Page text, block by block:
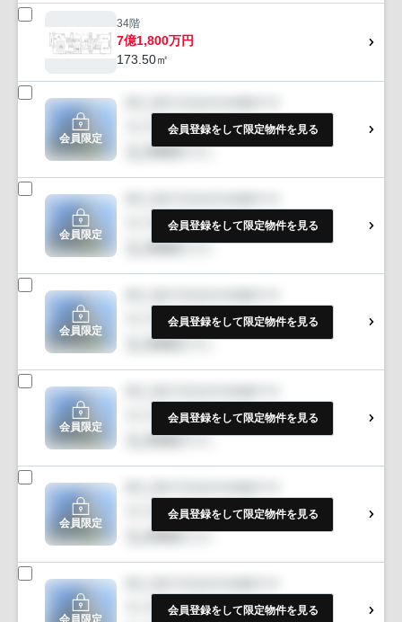
34階
7億1,800万円
173.50㎡
会員限定
会員登録をして限定物件を見る
会員限定
会員登録をして限定物件を見る
会員限定
会員登録をして限定物件を見る
会員限定
会員登録をして限定物件を見る
会員限定
会員登録をして限定物件を見る
会員登録をして限定物件を見る